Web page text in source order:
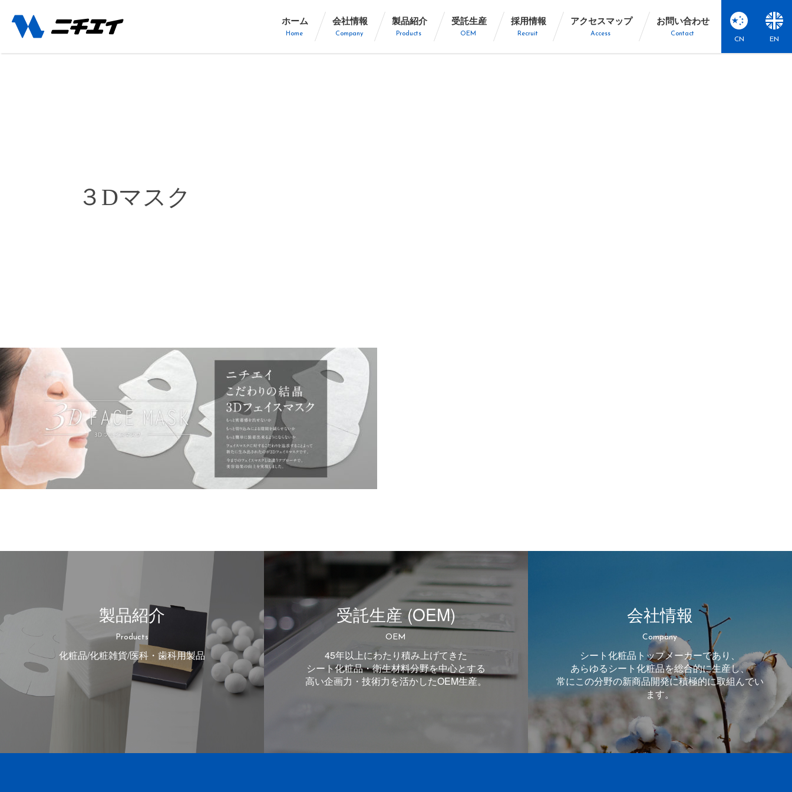
EN
CN
ホーム
Home
会社情報
Company
製品紹介
Products
受託生産
OEM
採用情報
Recruit
アクセスマップ
Access
お問い合わせ
Contact
３Dマスク
製品紹介
Products
化粧品/化粧雑貨/医科・歯科用製品
受託生産 (OEM)
OEM
45年以上にわたり積み上げてきた
シート化粧品・衛生材料分野を中心とする
高い企画力・技術力を活かしたOEM生産。
会社情報
Company
シート化粧品トップメーカーであり、
あらゆるシート化粧品を総合的に生産し、
常にこの分野の新商品開発に積極的に取組んでい
ます。